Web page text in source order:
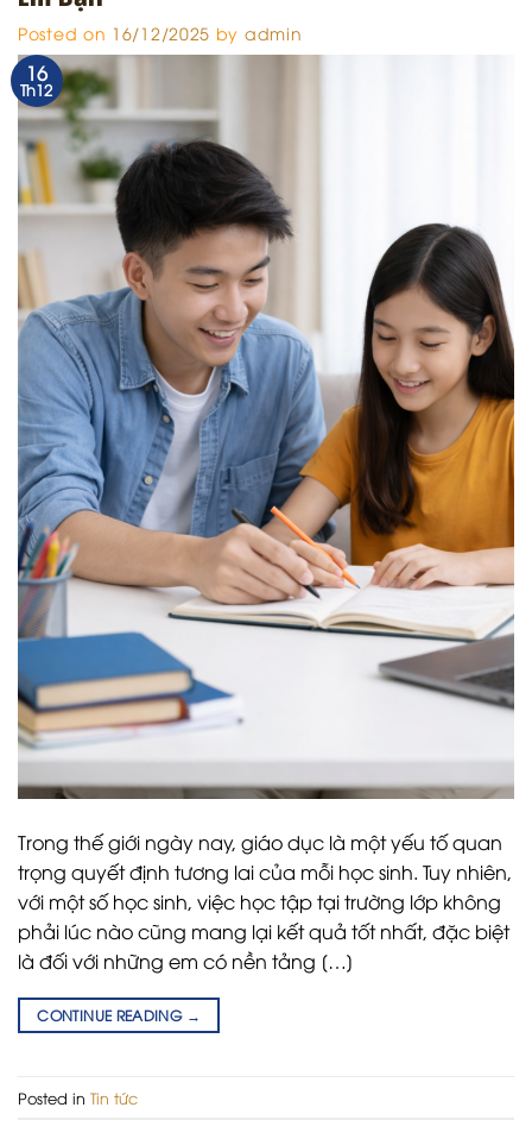
Posted on 16/12/2025 by admin
16
Th12
Trong thế giới ngày nay, giáo dục là một yếu tố quan
trọng quyết định tương lai của mỗi học sinh. Tuy nhiên,
với một số học sinh, việc học tập tại trường lớp không
phải lúc nào cũng mang lại kết quả tốt nhất, đặc biệt
là đối với những em có nền tảng […]
CONTINUE READING →
Posted in Tin tức